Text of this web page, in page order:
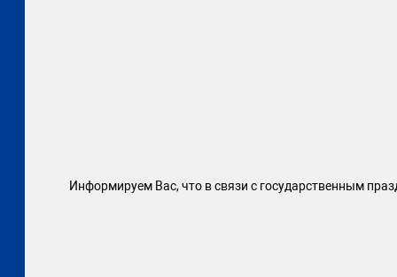
Информируем Вас, что в связи с государственным